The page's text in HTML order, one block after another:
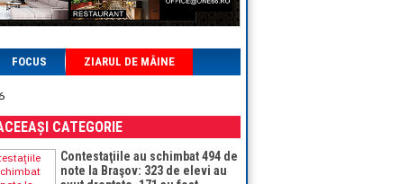
FOCUS ZIARUL DE MÂINE
CATEGORIE
Contestaţiile au schimbat 494 de
note la Braşov: 323 de elevi au